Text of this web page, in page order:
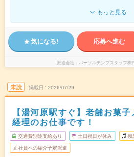
もっと見る
気になる! 応募へ進む
派遣会社 パーソルテンプスタッフ
未読 掲載日 2026/07/29
【湯河原駅すぐ】老舗お菓
経理のお仕事です！
交通費別途支給あり 土日祝日が休み 残
正社員への紹介予定派遣